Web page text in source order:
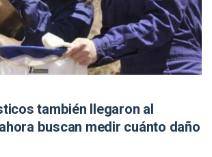
también llegaron al
buscan medir cuánto daño